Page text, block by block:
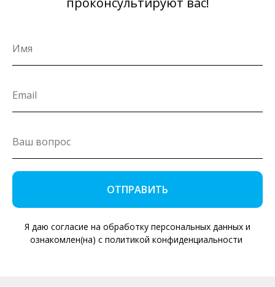
ОТПРАВИТЬ
Я даю согласие на обработку персональных данных и
ознакомлен(на) с политикой конфиденциальности